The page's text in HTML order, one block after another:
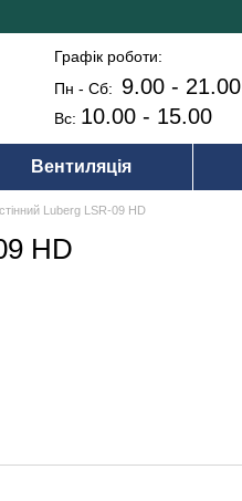
Графік роботи:
Пн - Сб: 9.00 - 21.00
Вс: 10.00 - 15.00
Вентиляція
Luberg LSR-09 HD
HD